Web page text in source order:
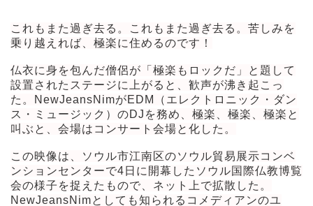
これもまた過ぎ去る。これもまた過ぎ去る。苦しみを
乗り越えれば、極楽に住めるのです！
仏衣に身を包んだ僧侶が「極楽もロックだ」と題して
設置されたステージに上がると、歓声が沸き起こっ
た。NewJeansNimがEDM（エレクトロニック・ダン
ス・ミュージック）のDJを務め、極楽、極楽、極楽と
叫ぶと、会場はコンサート会場と化した。
この映像は、ソウル市江南区のソウル貿易展示コンベ
ンションセンターで4日に開幕したソウル国際仏教博覧
会の様子を捉えたもので、ネット上で拡散した。
NewJeansNimとしても知られるコメディアンのユ